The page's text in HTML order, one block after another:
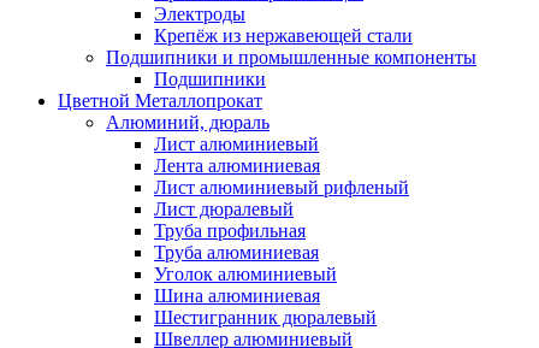
Электроды
Крепёж из нержавеющей стали
Подшипники и промышленные компоненты
Подшипники
Цветной Металлопрокат
Алюминий, дюраль
Лист алюминиевый
Лента алюминиевая
Лист алюминиевый рифленый
Лист дюралевый
Труба профильная
Труба алюминиевая
Уголок алюминиевый
Шина алюминиевая
Шестигранник дюралевый
Швеллер алюминиевый